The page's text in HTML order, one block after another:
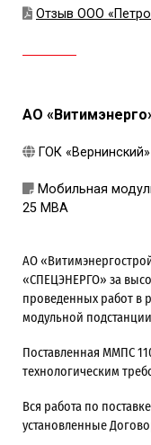
Отзыв ООО
АО
ГОК «Вернинский»
Мобильная
25 МВА
АО
«СПЕЦЭНЕРГО» за
проведенных работ в
модульной
Поставленная ММПС
технологическим
Вся работа по
установленные